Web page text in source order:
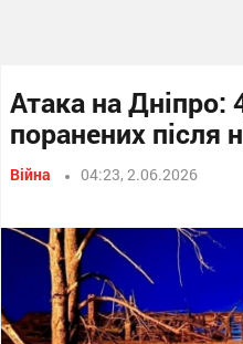
Атака на Дніпро:
поранених після
Війна 04:23, 2.06.2026